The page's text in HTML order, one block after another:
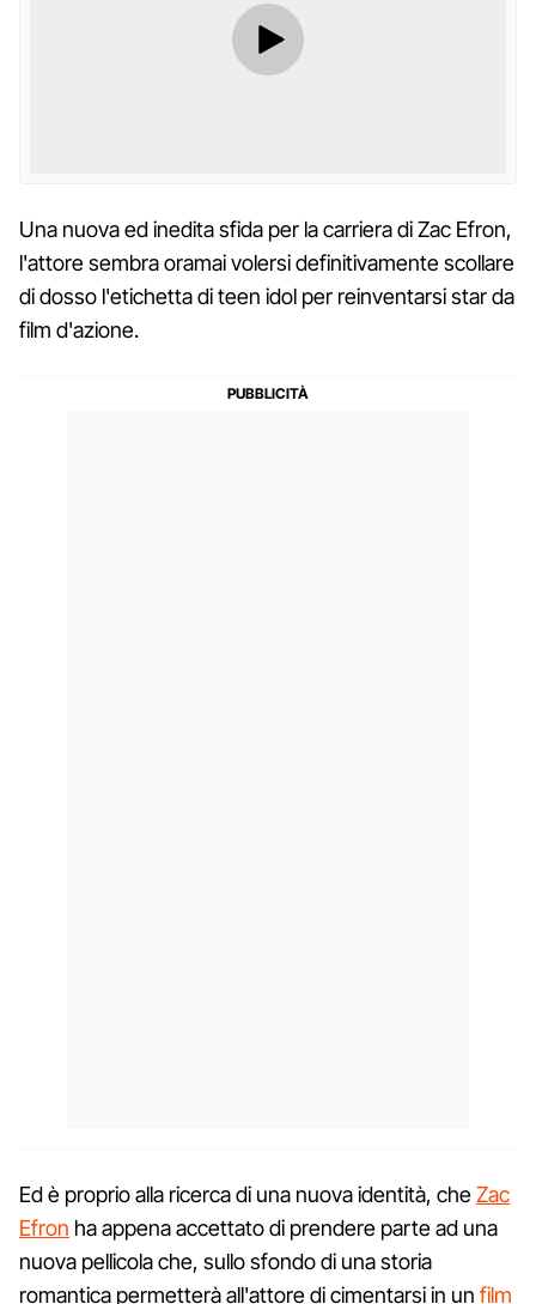
Una nuova ed inedita sfida per la carriera di Zac Efron,
l'attore sembra oramai volersi definitivamente scollare
di dosso l'etichetta di teen idol per reinventarsi star da
film d'azione.
Ed è proprio alla ricerca di una nuova identità, cheZac
Efron ha appena accettato di prendere parte ad una
nuova pellicola che, sullo sfondo di una storia
romantica permetterà all'attore di cimentarsi in un film